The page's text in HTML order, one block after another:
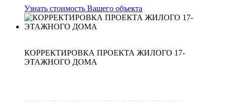
Узнать стоимость Вашего объекта
КОРРЕКТИРОВКА ПРОЕКТА ЖИЛОГО 17-
ЭТАЖНОГО ДОМА